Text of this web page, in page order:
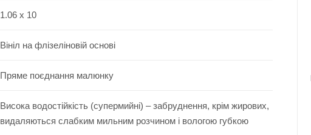
1.06 x 10
Вініл на флізеліновій основі
Пряме поєднання малюнку
Висока водостійкість (супермийні) – забруднення, крім жирових,
видаляються слабким мильним розчином і вологою губкою